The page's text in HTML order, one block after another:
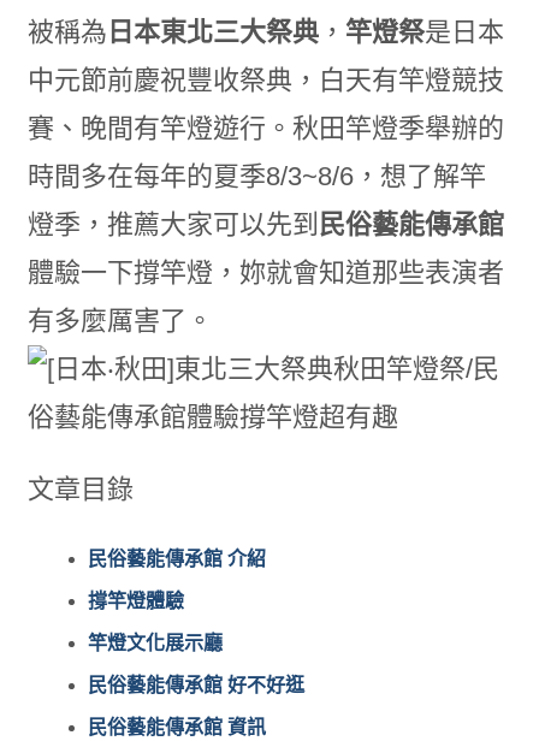
被稱為 日本東北三大祭典， 竿燈祭是日本
中元節前慶祝豐收祭典，白天有竿燈競技
賽、晚間有竿燈遊行。秋田竿燈季舉辦的
時間多在每年的夏季8/3~8/6，想了解竿
燈季，推薦大家可以先到 民俗藝能傳承館
體驗一下撐竿燈，妳就會知道那些表演者
有多麼厲害了。
文章目錄
民俗藝能傳承館 介紹
撐竿燈體驗
竿燈文化展示廳
民俗藝能傳承館 好不好逛
民俗藝能傳承館 資訊